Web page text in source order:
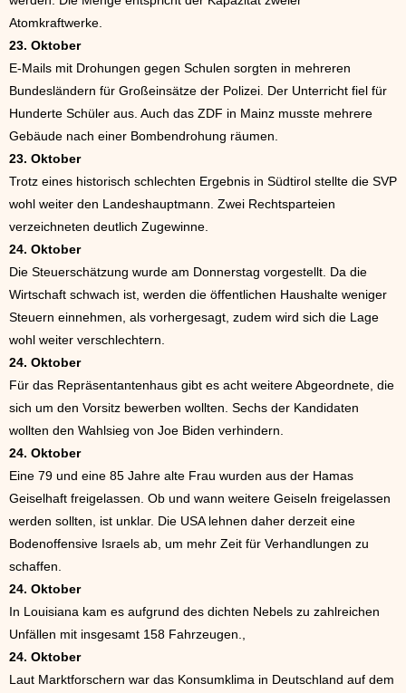
Atomkraftwerke.
23. Oktober
E-Mails mit Drohungen gegen Schulen sorgten in mehreren
Bundesländern für Großeinsätze der Polizei. Der Unterricht fiel für
Hunderte Schüler aus. Auch das ZDF in Mainz musste mehrere
Gebäude nach einer Bombendrohung räumen.
23. Oktober
Trotz eines historisch schlechten Ergebnis in Südtirol stellte die SVP
wohl weiter den Landeshauptmann. Zwei Rechtsparteien
verzeichneten deutlich Zugewinne.
24. Oktober
Die Steuerschätzung wurde am Donnerstag vorgestellt. Da die
Wirtschaft schwach ist, werden die öffentlichen Haushalte weniger
Steuern einnehmen, als vorhergesagt, zudem wird sich die Lage
wohl weiter verschlechtern.
24. Oktober
Für das Repräsentantenhaus gibt es acht weitere Abgeordnete, die
sich um den Vorsitz bewerben wollten. Sechs der Kandidaten
wollten den Wahlsieg von Joe Biden verhindern.
24. Oktober
Eine 79 und eine 85 Jahre alte Frau wurden aus der Hamas
Geiselhaft freigelassen. Ob und wann weitere Geiseln freigelassen
werden sollten, ist unklar. Die USA lehnen daher derzeit eine
Bodenoffensive Israels ab, um mehr Zeit für Verhandlungen zu
schaffen.
24. Oktober
In Louisiana kam es aufgrund des dichten Nebels zu zahlreichen
Unfällen mit insgesamt 158 Fahrzeugen.,
24. Oktober
Laut Marktforschern war das Konsumklima in Deutschland auf dem